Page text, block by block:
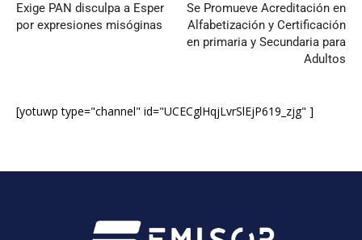
Exige PAN disculpa a Esper
por expresiones misóginas
Se Promueve Acreditación en
Alfabetización y Certificación
en primaria y Secundaria para
Adultos
[yotuwp type="channel" id="UCECglHqjLvrSlEjP619_zjg" ]